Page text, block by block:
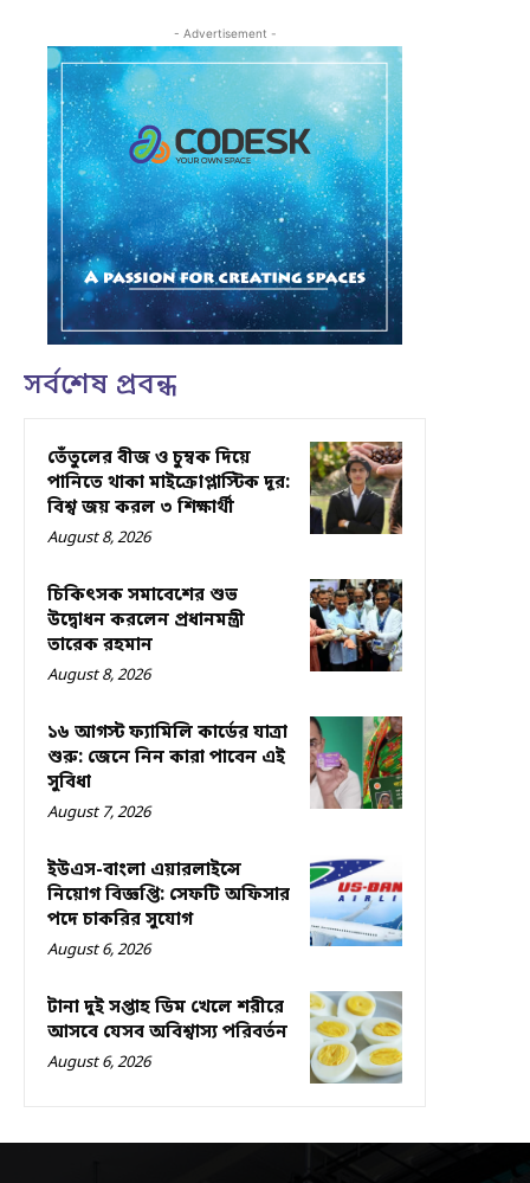
- Advertisement -
সর্বশেষ প্রবন্ধ
তেঁতুলের বীজ ও চুম্বক দিয়ে
পানিতে থাকা মাইক্রোপ্লাস্টিক দূর:
বিশ্ব জয় করল ৩ শিক্ষার্থী
August 8, 2026
চিকিৎসক সমাবেশের শুভ
উদ্বোধন করলেন প্রধানমন্ত্রী
তারেক রহমান
August 8, 2026
১৬ আগস্ট ফ্যামিলি কার্ডের যাত্রা
শুরু: জেনে নিন কারা পাবেন এই
সুবিধা
August 7, 2026
ইউএস-বাংলা এয়ারলাইন্সে
নিয়োগ বিজ্ঞপ্তি: সেফটি অফিসার
পদে চাকরির সুযোগ
August 6, 2026
টানা দুই সপ্তাহ ডিম খেলে শরীরে
আসবে যেসব অবিশ্বাস্য পরিবর্তন
August 6, 2026